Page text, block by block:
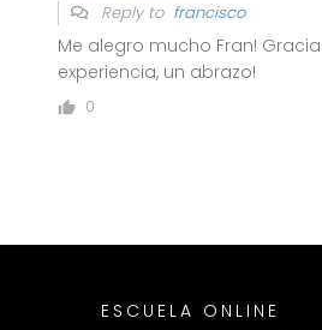
Reply to francisco
Me alegro mucho Fran!
experiencia, un abrazo!
0
ESCUELA ONLINE